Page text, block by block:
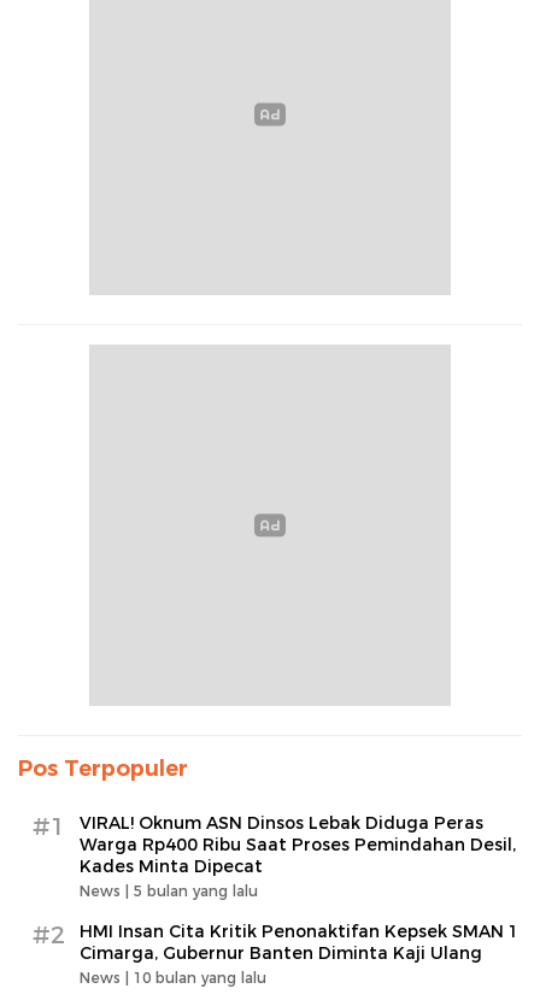
Pos Terpopuler
#1
VIRAL! Oknum ASN Dinsos Lebak Diduga Peras
Warga Rp400 Ribu Saat Proses Pemindahan Desil,
Kades Minta Dipecat
News | 5 bulan yang lalu
#2
HMI Insan Cita Kritik Penonaktifan Kepsek SMAN 1
Cimarga, Gubernur Banten Diminta Kaji Ulang
News | 10 bulan yang lalu